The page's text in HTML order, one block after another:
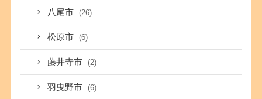
八尾市 (26)
松原市 (6)
藤井寺市 (2)
羽曳野市 (6)